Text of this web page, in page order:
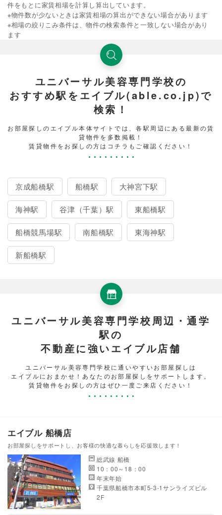
件をもとに家賃相場を計算し算出しています。
※物件数が少ないときは家賃相場の算出ができない場合があります
※相場の絞りこみ条件は、物件の検索条件と一致しない場合があり
ます
ユニバーサル美容専門学校の
おすすめ駅をエイブル(able.co.jp)で
検索！
お部屋探しのエイブル本体サイトでは、各駅周辺にある最新の賃
貸物件を多数掲載！
賃貸物件をお探しの方はコチラもご確認ください！
京成船橋駅 船橋駅 大神宮下駅
海神駅 谷津（千葉）駅 東船橋駅
船橋競馬場駅 南船橋駅 東海神駅
新船橋駅
ユニバーサル美容専門学校周辺・通学
駅の
不動産に強いエイブル店舗
ユニバーサル美容専門学校に通いやすいお部屋探しは
エイブルにおまかせ！あなたのお部屋探しをサポートします。
賃貸物件をお探しの方はぜひ一度ご来店ください！
エイブル 船橋店
お部屋探しをサポートし、お客様の快適な暮らしを応援致します！
総武線 船橋
10：00～18：00
年末年始
千葉県船橋市本町5-3-1サンライズビル
2F